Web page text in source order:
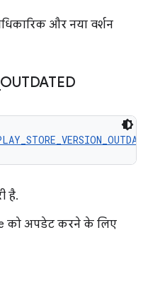
और नया वर्शन
OUTDATED
है.
को अपडेट करने के लिए